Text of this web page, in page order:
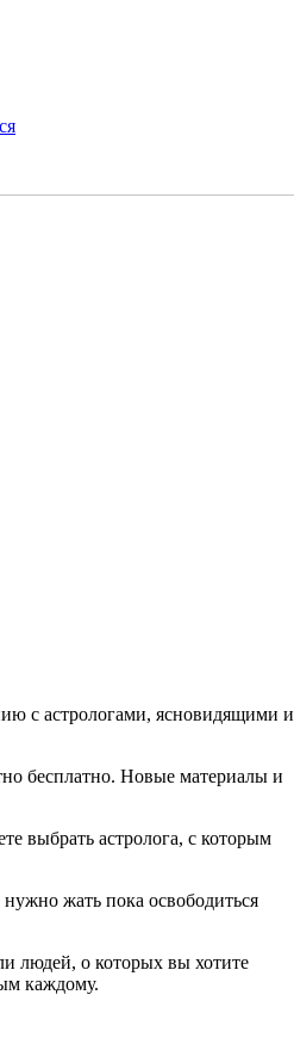
с астрологами, ясновидящими и
бесплатно. Новые материалы и
выбрать астролога, с которым
жать пока освободиться
людей, о которых вы хотите
каждому.